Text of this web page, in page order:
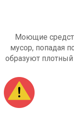
Моющие
мусор, попадая
образуют